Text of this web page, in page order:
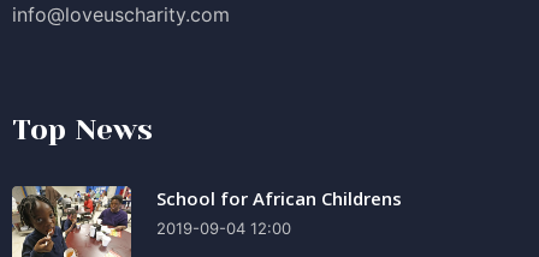
info@loveuscharity.com
Top News
School for African Childrens
2019-09-04 12:00